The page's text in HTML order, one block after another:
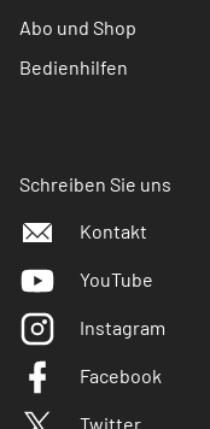
Abo und Shop
Bedienhilfen
Schreiben Sie uns
Kontakt
YouTube
Instagram
Facebook
Twitter